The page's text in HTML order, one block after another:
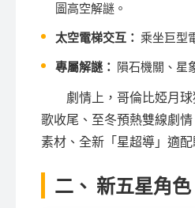
圖高空解謎。
太空電梯交互： 乘坐巨型
專屬解謎： 隕石機關、星
劇情上，哥倫比婭月
歌收尾、至冬預熱雙線劇
素材、全新「星超導」適
二、 新五星角